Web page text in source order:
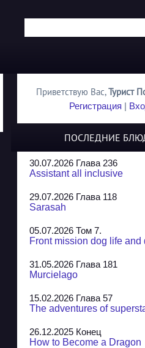
Приветствую Вас,Турист
Регистрация |
ПОСЛЕДНИЕ
30.07.2026 Глава 236
Assistant all inclusive
29.07.2026 Глава 118
Sarasah
05.07.2026 Том 7.
Front mission dog life and
31.05.2026 Глава 181
Murcielago
15.02.2026 Глава 57
The adventures of
26.12.2025 Конец
How to Become a Dragon